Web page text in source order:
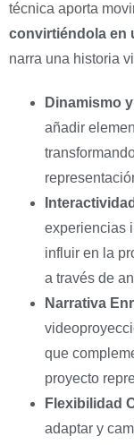
técnica aporta
convirtiéndola en
narra una historia
Dinamismo
añadir
experiencias
influir en la
a través de
Narrativa
que
proyecto
Flexibilidad
adaptar y